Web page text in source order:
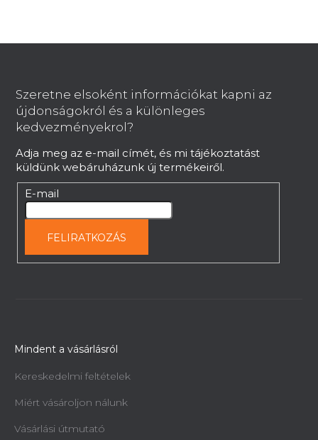
Szeretne elsoként információkat kapni az
újdonságokról és a különleges
kedvezményekrol?
Adja meg az e-mail címét, és mi tájékoztatást
küldünk webáruházunk új termékeiről.
E-mail
FELIRATKOZÁS
Mindent a vásárlásról
Kereskedelmi feltételek
Miért vásároljon nálunk
Vásárlási útmutató